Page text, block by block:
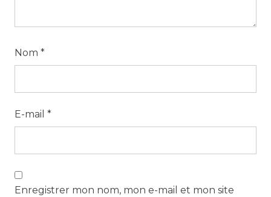
Nom *
E-mail *
Enregistrer mon nom, mon e-mail et mon site